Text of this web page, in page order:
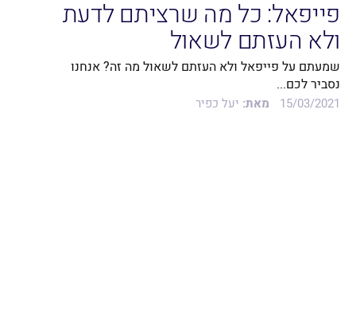
פייפאל: כל מה שרציתם לדעת
ולא העזתם לשאול
שמעתם על פייפאל ולא העזתם לשאול מה זה? אנחנו
נסביר לכם...
15/03/2021 מאת: יעל כפיר